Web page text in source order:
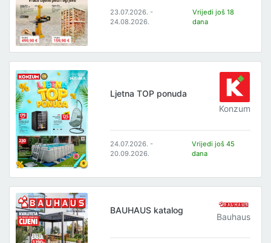
23.07.2026. -
24.08.2026.
Vrijedi još 18
dana
Ljetna TOP ponuda
Konzum
24.07.2026. -
20.09.2026.
Vrijedi još 45
dana
BAUHAUS katalog
Bauhaus